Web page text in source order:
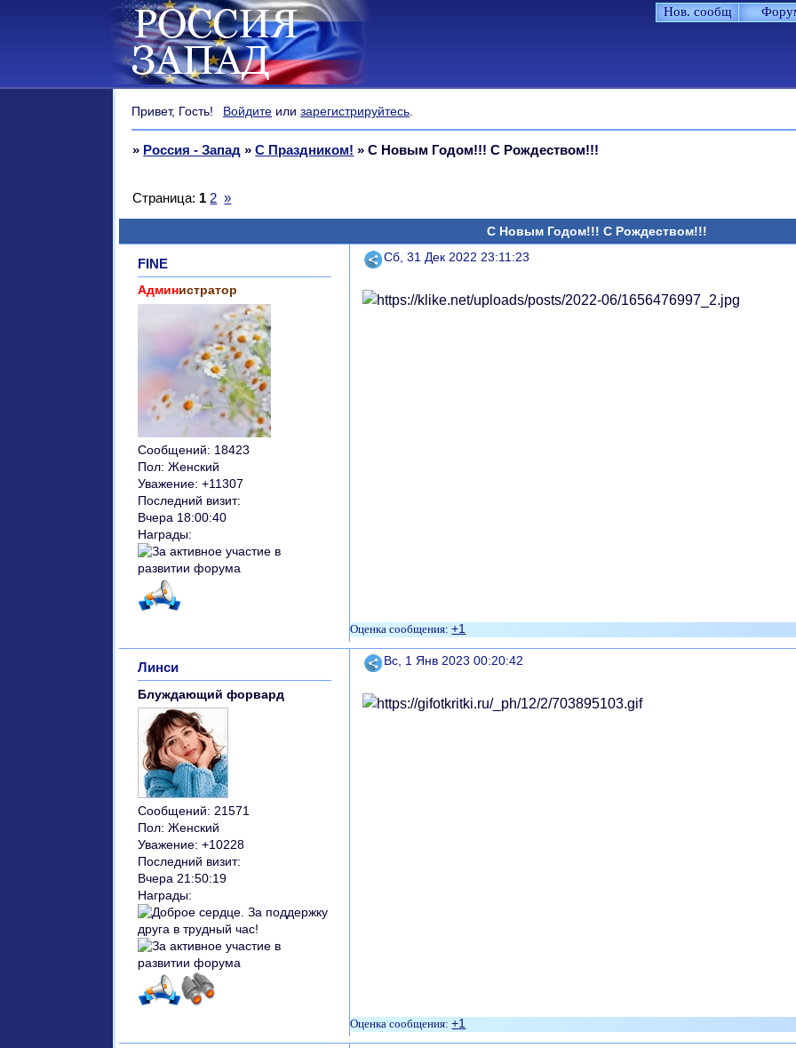
Нов. сообщ
Привет, Гость! Войдите илизарегистрируйтесь.
» Россия - Запад »С Праздником! »С Новым Годом!!! С Рождеством!!!
С Новым Годом!!! С Рождеством!!!
Страница: 1 2 »
Поделиться
Сб, 31 Дек 2022 23:11:23
FINE
Администратор
Сообщений: 18423
Пол: Женский
Уважение: +11307
Последний визит:
Вчера 18:00:40
Награды:
+1
Поделиться
Вс, 1 Янв 2023 00:20:42
Линси
Блуждающий форвард
Сообщений: 21571
Пол: Женский
Уважение: +10228
Последний визит:
Вчера 21:50:19
Награды:
+1